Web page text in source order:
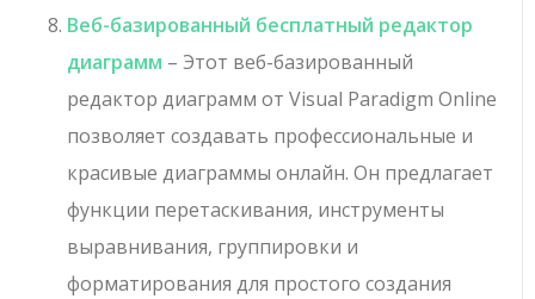
Веб-базированный бесплатный редактор
диаграмм – Этот веб-базированный
редактор диаграмм от Visual Paradigm Online
позволяет создавать профессиональные и
красивые диаграммы онлайн. Он предлагает
функции перетаскивания, инструменты
выравнивания, группировки и
форматирования для простого создания